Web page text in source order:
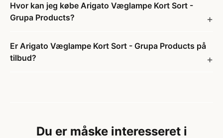
Hvor kan jeg købe Arigato Væglampe Kort Sort -
Grupa Products?
Er Arigato Væglampe Kort Sort - Grupa Products på
tilbud?
Du er måske interesseret i